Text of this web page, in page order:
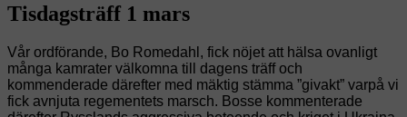
Tisdagsträff 1 mars
Vår ordförande, Bo Romedahl, fick nöjet att hälsa ovanligt
många kamrater välkomna till dagens träff och
kommenderade därefter med mäktig stämma ”givakt” varpå vi
fick avnjuta regementets marsch. Bosse kommenterade